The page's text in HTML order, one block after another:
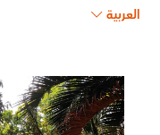
العربية